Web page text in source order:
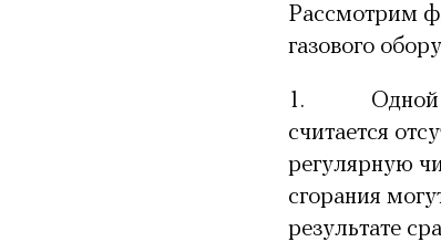
Рассмотрим
газового
1.
Одной
считается
регулярную
сгорания
результате